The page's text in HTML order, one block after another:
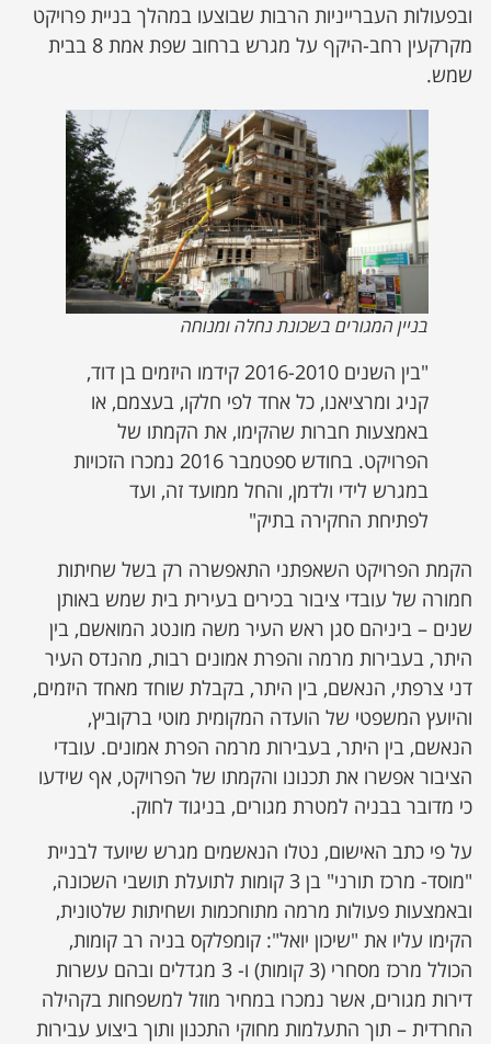
ובפעולות העברייניות הרבות שבוצעו במהלך בניית פרויקט
מקרקעין רחב-היקף על מגרש ברחוב שפת אמת 8 בבית
שמש.
בניין המגורים בשכונת נחלה ומנוחה
"בין השנים 2016-2010 קידמו היזמים בן דוד,
קניג ומרציאנו, כל אחד לפי חלקו, בעצמם, או
באמצעות חברות שהקימו, את הקמתו של
הפרויקט. בחודש ספטמבר 2016 נמכרו הזכויות
במגרש לידי ולדמן, והחל ממועד זה, ועד
לפתיחת החקירה בתיק"
הקמת הפרויקט השאפתני התאפשרה רק בשל שחיתות
חמורה של עובדי ציבור בכירים בעירית בית שמש באותן
שנים – ביניהם סגן ראש העיר משה מונטג המואשם, בין
היתר, בעבירות מרמה והפרת אמונים רבות, מהנדס העיר
דני צרפתי, הנאשם, בין היתר, בקבלת שוחד מאחד היזמים,
והיועץ המשפטי של הועדה המקומית מוטי ברקוביץ,
הנאשם, בין היתר, בעבירות מרמה הפרת אמונים. עובדי
הציבור אפשרו את תכנונו והקמתו של הפרויקט, אף שידעו
כי מדובר בבניה למטרת מגורים, בניגוד לחוק.
על פי כתב האישום, נטלו הנאשמים מגרש שיועד לבניית
"מוסד- מרכז תורני" בן 3 קומות לתועלת תושבי השכונה,
ובאמצעות פעולות מרמה מתוחכמות ושחיתות שלטונית,
הקימו עליו את "שיכון יואל": קומפלקס בניה רב קומות,
הכולל מרכז מסחרי (3 קומות) ו- 3 מגדלים ובהם עשרות
דירות מגורים, אשר נמכרו במחיר מוזל למשפחות בקהילה
החרדית – תוך התעלמות מחוקי התכנון ותוך ביצוע עבירות